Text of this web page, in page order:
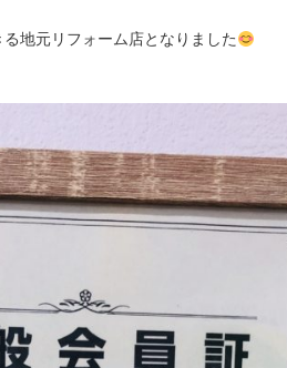
地元リフォーム店となりました